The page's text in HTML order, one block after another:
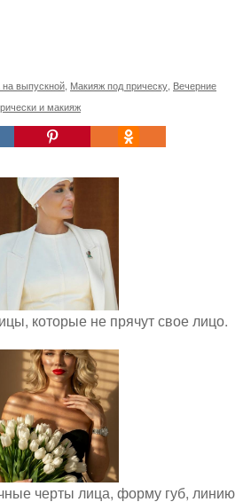
выпускной Макияж под прическу Вечерние
и макияж
которые не прячут свое лицо.
черты лица, форму губ, линию